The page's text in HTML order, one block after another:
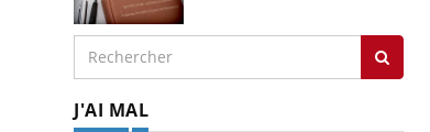
J'AI MAL